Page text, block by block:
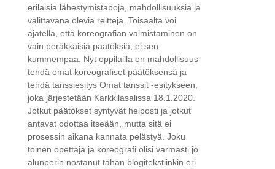
erilaisia lähestymistapoja, mahdollisuuksia ja
valittavana olevia reittejä. Toisaalta voi
ajatella, että koreografian valmistaminen on
vain peräkkäisiä päätöksiä, ei sen
kummempaa. Nyt oppilailla on mahdollisuus
tehdä omat koreografiset päätöksensä ja
tehdä tanssiesitys Omat tanssit -esitykseen,
joka järjestetään Karkkilasalissa 18.1.2020.
Jotkut päätökset syntyvät helposti ja jotkut
antavat odottaa itseään, mutta sitä ei
prosessin aikana kannata pelästyä. Joku
toinen opettaja ja koreografi olisi varmasti jo
alunperin nostanut tähän blogitekstiinkin eri